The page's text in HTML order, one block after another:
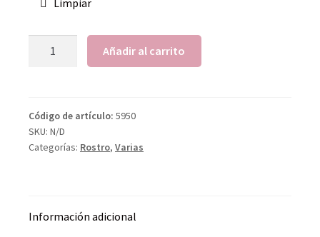
Añadir al carrito
Código de artículo: 5950
SKU: N/D
Categorías: Rostro, Varias
Información adicional